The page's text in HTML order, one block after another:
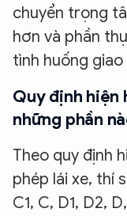
chuyển trọng
hơn và phần
tình huống
Quy định hiện
những phần
Theo quy định
phép lái xe, thí
C1, C, D1, D2,